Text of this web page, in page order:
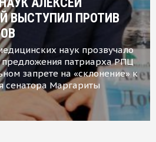
ВЫСТУПИЛ ПРОТИВ
наук прозвучало
предложения патриарха РПЦ
запрете на «склонение» к
сенатора Маргариты